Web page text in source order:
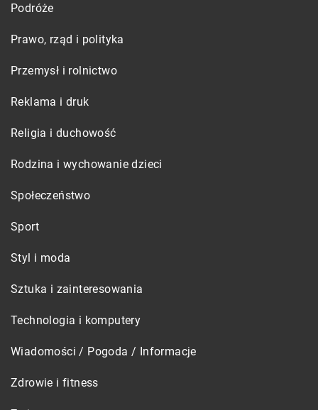
Podróże
Prawo, rząd i polityka
Przemysł i rolnictwo
Reklama i druk
Religia i duchowość
Rodzina i wychowanie dzieci
Społeczeństwo
Sport
Styl i moda
Sztuka i zainteresowania
Technologia i komputery
Wiadomości / Pogoda / Informacje
Zdrowie i fitness